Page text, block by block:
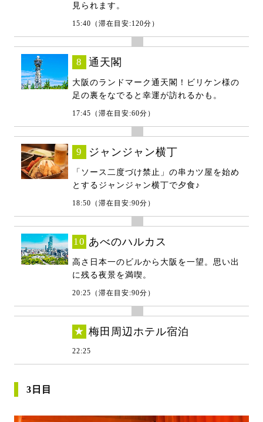
見られます。
15:40（滞在目安:120分）
8 通天閣
大阪のランドマーク通天閣！ビリケン様の
足の裏をなでると幸運が訪れるかも。
17:45（滞在目安:60分）
9 ジャンジャン横丁
「ソース二度づけ禁止」の串カツ屋を始め
とするジャンジャン横丁で夕食♪
18:50（滞在目安:90分）
10 あべのハルカス
高さ日本一のビルから大阪を一望。思い出
に残る夜景を満喫。
20:25（滞在目安:90分）
★ 梅田周辺ホテル宿泊
22:25
3日目